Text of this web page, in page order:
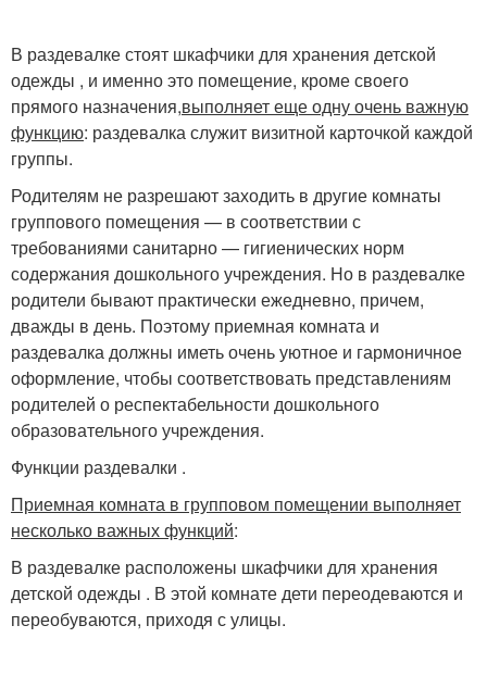
В раздевалке стоят шкафчики для хранения детской
одежды , и именно это помещение, кроме своего
прямого назначения,выполняет еще одну очень важную
функцию: раздевалка служит визитной карточкой каждой
группы.
Родителям не разрешают заходить в другие комнаты
группового помещения — в соответствии с
требованиями санитарно — гигиенических норм
содержания дошкольного учреждения. Но в раздевалке
родители бывают практически ежедневно, причем,
дважды в день. Поэтому приемная комната и
раздевалка должны иметь очень уютное и гармоничное
оформление, чтобы соответствовать представлениям
родителей о респектабельности дошкольного
образовательного учреждения.
Функции раздевалки .
Приемная комната в групповом помещении выполняет
несколько важных функций:
В раздевалке расположены шкафчики для хранения
детской одежды . В этой комнате дети переодеваются и
переобуваются, приходя с улицы.